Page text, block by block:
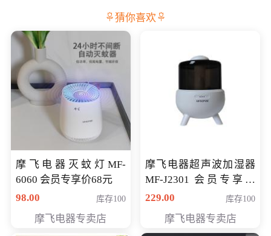
猜你喜欢
摩飞电器灭蚊灯MF-
6060 会员专享价68元
98.00
库存100
摩飞电器专卖店
摩飞电器超声波加湿器
MF-J2301 会员专享价
168元
229.00 库存100
摩飞电器专卖店